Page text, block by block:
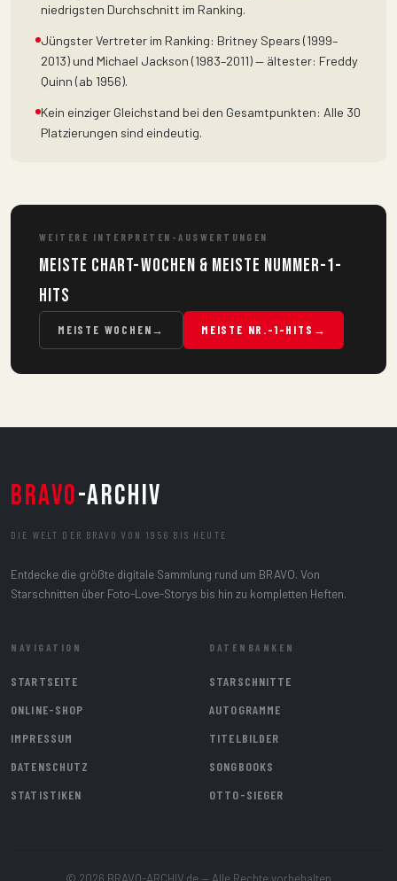
niedrigsten Durchschnitt im Ranking.
Jüngster Vertreter im Ranking: Britney Spears (1999–
2013) und Michael Jackson (1983–2011) — ältester: Freddy
Quinn (ab 1956).
Kein einziger Gleichstand bei den Gesamtpunkten: Alle 30
Platzierungen sind eindeutig.
WEITERE INTERPRETEN-AUSWERTUNGEN
Meiste Chart-Wochen & Meiste Nummer-1-
Hits
MEISTE WOCHEN→ MEISTE NR.-1-HITS →
BRAVO-ARCHIV
DIE WELT DER BRAVO VON 1956 BIS HEUTE
Entdecke die größte digitale Sammlung rund um BRAVO. Von
Starschnitten über Foto-Love-Storys bis hin zu kompletten Heften.
NAVIGATION
STARTSEITE
ONLINE-SHOP
IMPRESSUM
DATENSCHUTZ
STATISTIKEN
DATENBANKEN
STARSCHNITTE
AUTOGRAMME
TITELBILDER
SONGBOOKS
OTTO-SIEGER
© 2026 BRAVO-ARCHIV.de — Alle Rechte vorbehalten